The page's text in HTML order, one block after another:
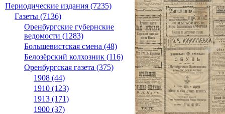
Периодические издания (7235)
Газеты (7136)
Оренбургские губернские
ведомости (1283)
Большевистская смена (48)
Белозёрский колхозник (116)
Оренбургская газета (375)
1908 (44)
1910 (123)
1913 (171)
1900 (37)